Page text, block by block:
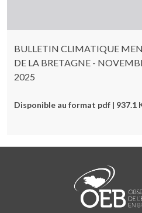
BULLETIN CLIMATIQUE
DE LA BRETAGNE -
2025
Disponible au format pdf | 937.1